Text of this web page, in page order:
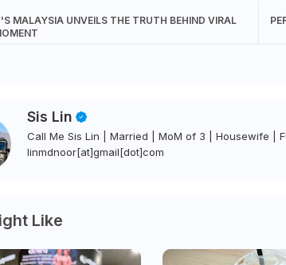
MALAYSIA UNVEILS THE TRUTH BEHIND VIRAL
Sis Lin
Call Me Sis Lin | Married | MoM of 3 | Housewife |
linmdnoor[at]gmail[dot]com
Like